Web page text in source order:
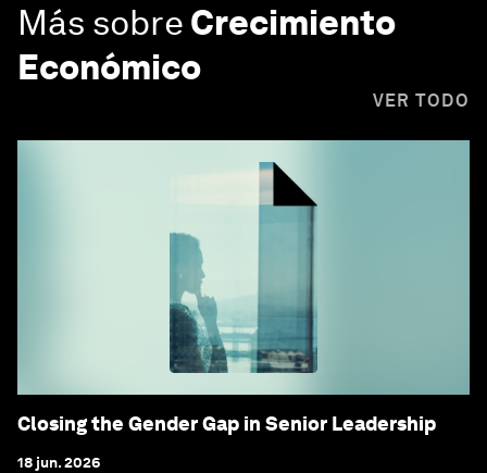
Más sobre Crecimiento
Económico
VER TODO
Closing the Gender Gap in Senior Leadership
18 jun. 2026